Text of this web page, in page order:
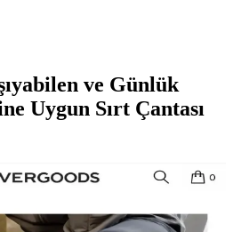
ve Günlük
Uygun Sırt Çantası